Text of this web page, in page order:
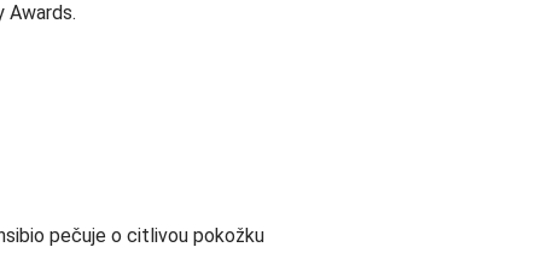
Awards.
pečuje o citlivou pokožku